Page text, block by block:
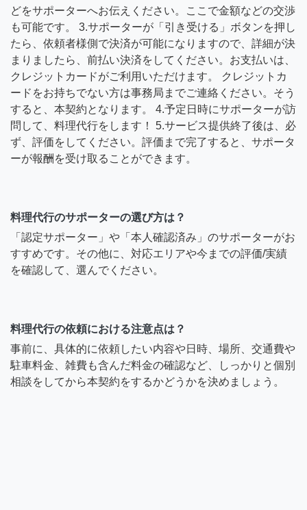
どをサポーターへお伝えください。ここで金額などの交渉
も可能です。 3.サポーターが「引き受ける」ボタンを押し
たら、依頼者様側で決済が可能になりますので、詳細が決
まりましたら、前払い決済をしてください。お支払いは、
クレジットカードがご利用いただけます。 クレジットカ
ードをお持ちでない方は事務局までご連絡ください。そう
すると、本契約となります。 4.予定日時にサポーターが訪
問して、料理代行をします！ 5.サービス提供終了後は、必
ず、評価をしてください。評価まで完了すると、サポータ
ーが報酬を受け取ることができます。
料理代行のサポーターの選び方は？
「認定サポーター」や「本人確認済み」のサポーターがお
すすめです。その他に、対応エリアや今までの評価/実績
を確認して、選んでください。
料理代行の依頼における注意点は？
事前に、具体的に依頼したい内容や日時、場所、交通費や
駐車料金、雑費も含んだ料金の確認など、しっかりと個別
相談をしてから本契約をするかどうかを決めましょう。